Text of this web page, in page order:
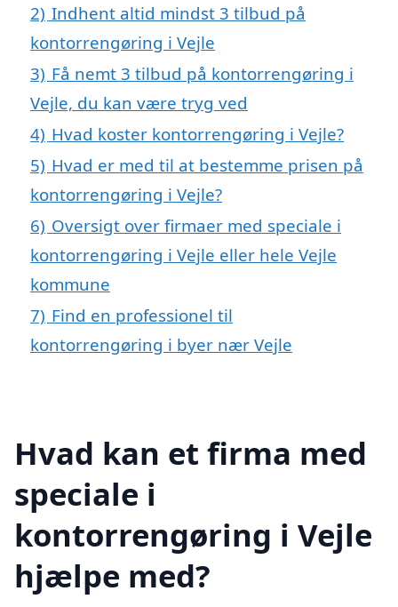
2) Indhent altid mindst 3 tilbud på
kontorrengøring i Vejle
3) Få nemt 3 tilbud på kontorrengøring i
Vejle, du kan være tryg ved
4) Hvad koster kontorrengøring i Vejle?
5) Hvad er med til at bestemme prisen på
kontorrengøring i Vejle?
6) Oversigt over firmaer med speciale i
kontorrengøring i Vejle eller hele Vejle
kommune
7) Find en professionel til
kontorrengøring i byer nær Vejle
Hvad kan et firma med
speciale i
kontorrengøring i Vejle
hjælpe med?